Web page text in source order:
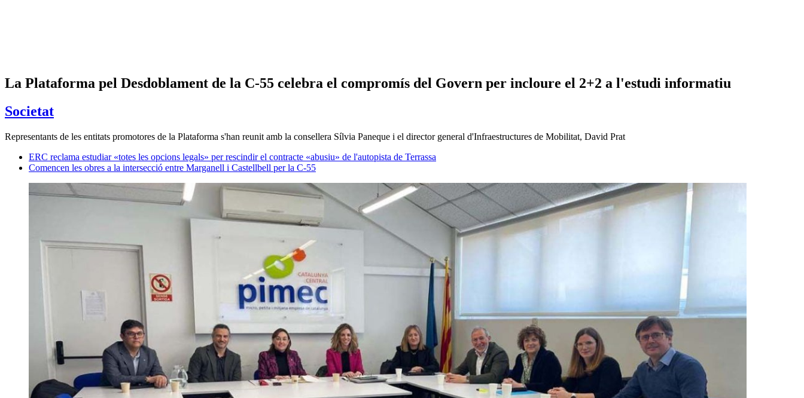
La Plataforma pel Desdoblament de la C-55 celebra el compromís del Govern per incloure el 2+2 a l'estudi informatiu
Societat
Representants de les entitats promotores de la Plataforma s'han reunit amb la consellera Sílvia Paneque i el director general d'Infraestructures de Mobilitat, David Prat
ERC reclama estudiar «totes les opcions legals» per rescindir el contracte «abusiu» de l'autopista de Terrassa
Comencen les obres a la intersecció entre Marganell i Castellbell per la C-55